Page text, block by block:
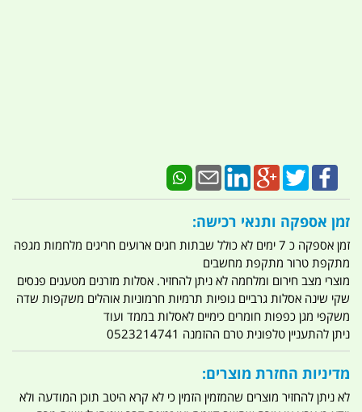
זמן אספקה ותנאי רכישה:
זמן אספקה כ 7 ימים לא כולל שבתות חגים ארועים חריגים מלחמות מגפה
מתקפת טרור מתקפת מחשבים
מוצרי מצב חירום ומלחמה לא ניתן להחזיר. אסלות מזרנים מטענים פנסים
שקי שינה אסלות גרביים גופיות תרמיות חרמוניות אוהלים משקפות שדה
משקפי מגן כפפות חומרים כימיים לאסלות בממד ועוד
ניתן להתעניין טלפונית טרם ההזמנה 0523214741
מדיניות החזרת מוצרים:
לא ניתן להחזיר מוצרים שהמזמין הזמין כי לא קרא היטב תוכן המודעה ולא